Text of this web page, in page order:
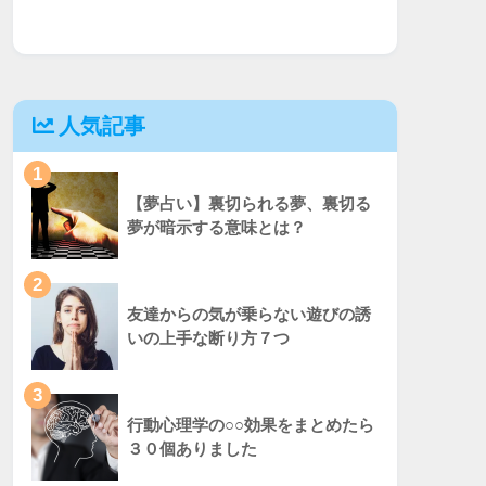
人気記事
1
【夢占い】裏切られる夢、裏切る
夢が暗示する意味とは？
2
友達からの気が乗らない遊びの誘
いの上手な断り方７つ
3
行動心理学の○○効果をまとめたら
３０個ありました